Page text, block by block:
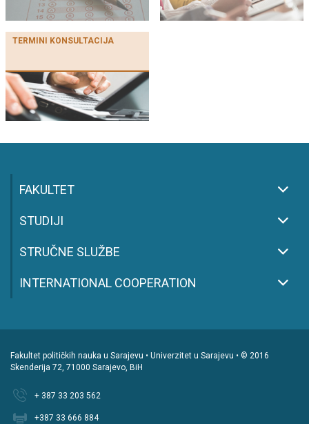
TERMINI KONSULTACIJA
FAKULTET
STUDIJI
STRUČNE SLUŽBE
INTERNATIONAL COOPERATION
Fakultet političkih nauka u Sarajevu • Univerzitet u Sarajevu • © 2016
Skenderija 72, 71000 Sarajevo, BiH
+ 387 33 203 562
+387 33 666 884